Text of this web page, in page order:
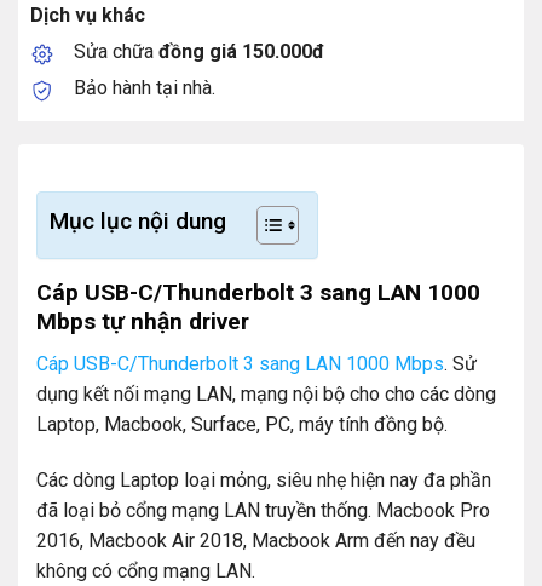
Dịch vụ khác
Sửa chữa đồng giá 150.000đ
Bảo hành tại nhà.
Mục lục nội dung
Cáp USB-C/Thunderbolt 3 sang LAN 1000
Mbps tự nhận driver
Cáp USB-C/Thunderbolt 3 sang LAN 1000 Mbps. Sử
dụng kết nối mạng LAN, mạng nội bộ cho cho các dòng
Laptop, Macbook, Surface, PC, máy tính đồng bộ.
Các dòng Laptop loại mỏng, siêu nhẹ hiện nay đa phần
đã loại bỏ cổng mạng LAN truyền thống. Macbook Pro
2016, Macbook Air 2018, Macbook Arm đến nay đều
không có cổng mạng LAN.